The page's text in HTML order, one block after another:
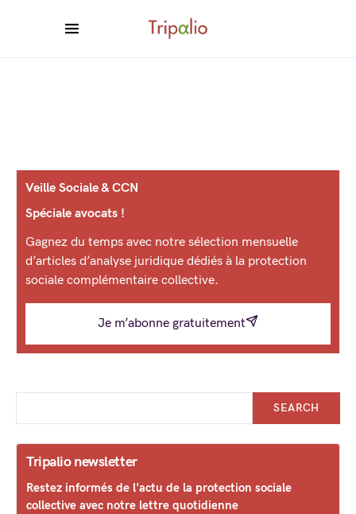
Veille Sociale & CCN
Spéciale avocats !
Gagnez du temps avec notre sélection mensuelle
d’articles d’analyse juridique dédiés à la protection
sociale complémentaire collective.
Je m’abonne gratuitement
SEARCH
Tripalio newsletter
Restez informés de l'actu de la protection sociale
collective avec notre lettre quotidienne